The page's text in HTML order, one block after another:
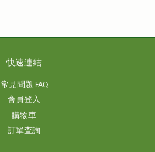
快速連結
常見問題 FAQ
會員登入
購物車
訂單查詢